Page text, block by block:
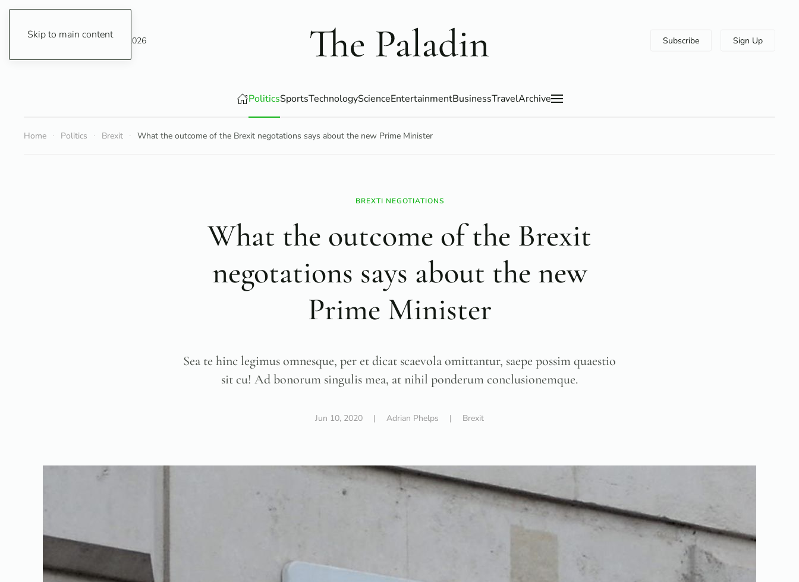
Skip to main content
Saturday, 8 August 2026 Subscribe Sign Up
PoliticsSportsTechnologyScienceEntertainmentBusinessTravelArchive
Home Politics Brexit What the outcome of the Brexit negotations says about the new Prime Minister
BREXTI NEGOTIATIONS
What the outcome of the Brexit
negotations says about the new
Prime Minister
Sea te hinc legimus omnesque, per et dicat scaevola omittantur, saepe possim quaestio
sit cu! Ad bonorum singulis mea, at nihil ponderum conclusionemque.
Jun 10, 2020 | Adrian Phelps | Brexit